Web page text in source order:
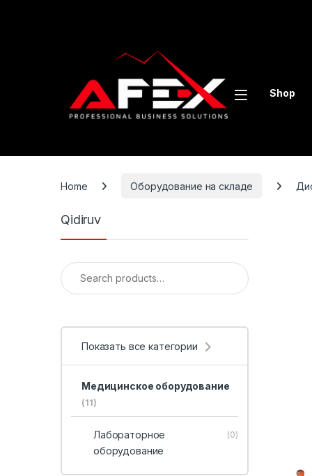
Shop
Home Оборудование на складе
Qidiruv
Search for:
Показать все категории
Медицинское оборудование
(11)
Лабораторное
оборудование
(0)